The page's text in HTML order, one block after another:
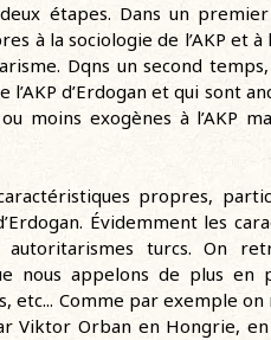
étapes. Dans un
à la sociologie de l’AKP et
Dqns un second
l’AKP d’Erdogan et qui sont
moins exogènes à l’AKP
propres,
Évidemment les
turcs. On
nous appelons de plus en
etc... Comme par exemple
Viktor Orban en Hongrie,